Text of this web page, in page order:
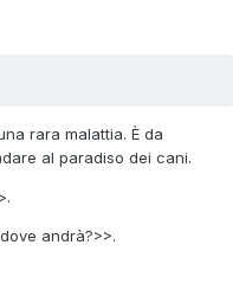
rara malattia. È da
al paradiso dei cani.
andrà?>>.